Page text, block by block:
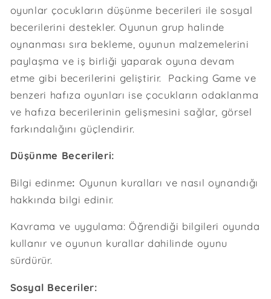
oyunlar çocukların düşünme becerileri ile sosyal
becerilerini destekler. Oyunun grup halinde
oynanması sıra bekleme, oyunun malzemelerini
paylaşma ve iş birliği yaparak oyuna devam
etme gibi becerilerini geliştirir. Packing Game ve
benzeri hafıza oyunları ise çocukların odaklanma
ve hafıza becerilerinin gelişmesini sağlar, görsel
farkındalığını güçlendirir.
Düşünme Becerileri:
Bilgi edinme: Oyunun kuralları ve nasıl oynandığı
hakkında bilgi edinir.
Kavrama ve uygulama: Öğrendiği bilgileri oyunda
kullanır ve oyunun kurallar dahilinde oyunu
sürdürür.
Sosyal Beceriler: